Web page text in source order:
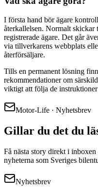
I första hand bör ägare
återkallelsen. Normalt
registrerade ägare. Det går
via tillverkarens webbplats
återförsäljare.
Tills en permanent lösning
rekommendationer om
viktigt att följa de instruktioner
Motor-Life · Nyhetsbrev
Gillar du det du
Få nästa story direkt i
nyheterna som Sveriges
Nyhetsbrev